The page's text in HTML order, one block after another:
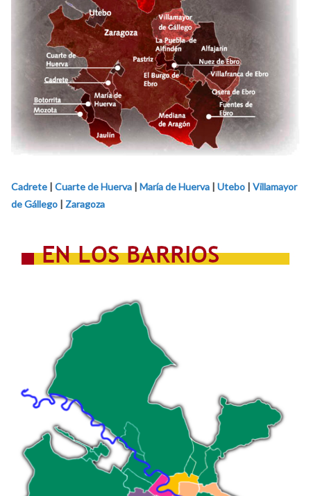
Cadrete | Cuarte de Huerva | María de Huerva | Utebo | Villamayor
de Gállego | Zaragoza